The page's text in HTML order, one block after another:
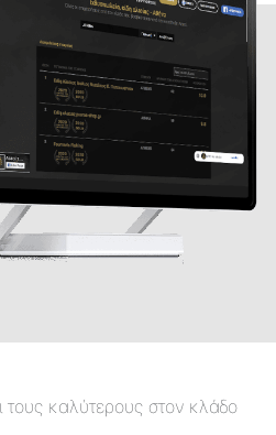
τους καλύτερους στον κλάδο